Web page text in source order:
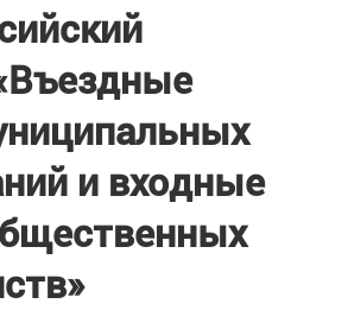
и входные